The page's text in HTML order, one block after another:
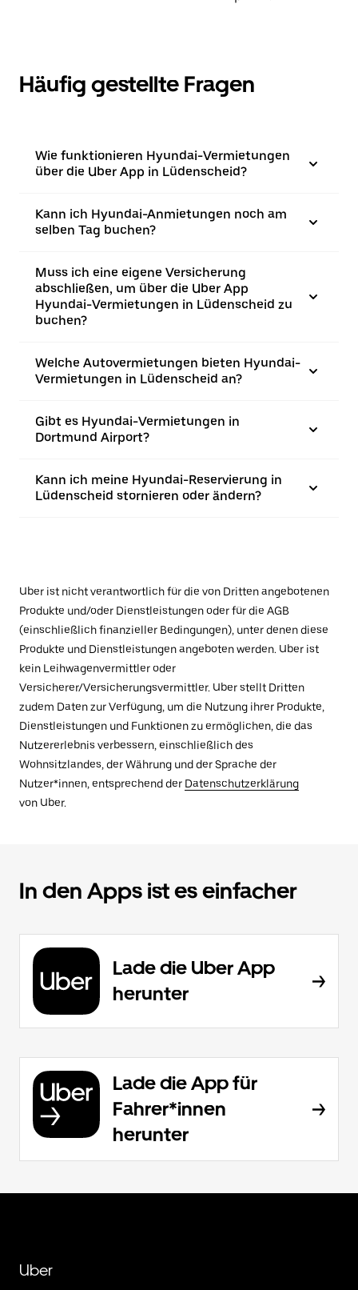
Häufig gestellte Fragen
Wie funktionieren Hyundai-Vermietungen
über die Uber App in Lüdenscheid?
Kann ich Hyundai-Anmietungen noch am
selben Tag buchen?
Muss ich eine eigene Versicherung
abschließen, um über die Uber App
Hyundai-Vermietungen in Lüdenscheid zu
buchen?
Welche Autovermietungen bieten Hyundai-
Vermietungen in Lüdenscheid an?
Gibt es Hyundai-Vermietungen in
Dortmund Airport?
Kann ich meine Hyundai-Reservierung in
Lüdenscheid stornieren oder ändern?
Uber ist nicht verantwortlich für die von Dritten angebotenen
Produkte und/oder Dienstleistungen oder für die AGB
(einschließlich finanzieller Bedingungen), unter denen diese
Produkte und Dienstleistungen angeboten werden. Uber ist
kein Leihwagenvermittler oder
Versicherer/Versicherungsvermittler. Uber stellt Dritten
zudem Daten zur Verfügung, um die Nutzung ihrer Produkte,
Dienstleistungen und Funktionen zu ermöglichen, die das
Nutzererlebnis verbessern, einschließlich des
Wohnsitzlandes, der Währung und der Sprache der
Nutzer*innen, entsprechend der Datenschutzerklärung
von Uber.
In den Apps ist es einfacher
Lade die Uber App
herunter
Lade die App für
Fahrer*innen
herunter
Uber